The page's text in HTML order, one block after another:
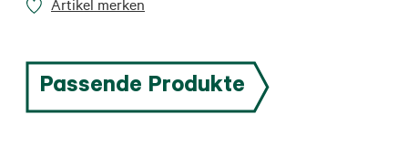
Artikel merken
Passende Produkte